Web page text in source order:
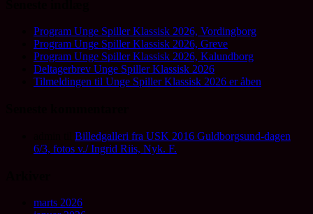
Program Unge Spiller Klassisk 2026, Vordingborg
Program Unge Spiller Klassisk 2026, Greve
Program Unge Spiller Klassisk 2026, Kalundborg
Deltagerbrev Unge Spiller Klassisk 2026
Tilmeldingen til Unge Spiller Klassisk 2026 er åben
Billedgalleri fra USK 2016 Guldborgsund-dagen
6/3, fotos v./ Ingrid Riis, Nyk. F.
marts 2026